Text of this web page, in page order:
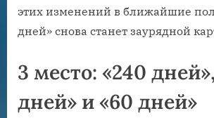
этих изменений в ближайшие
дней» снова станет заурядной
3 место: «240
дней» и «60 дней»